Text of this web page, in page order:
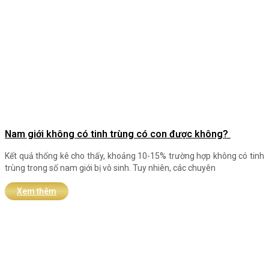
Nam giới không có tinh trùng có con được không?
Kết quả thống kê cho thấy, khoảng 10-15% trường hợp không có tinh
trùng trong số nam giới bị vô sinh. Tuy nhiên, các chuyên
Xem thêm